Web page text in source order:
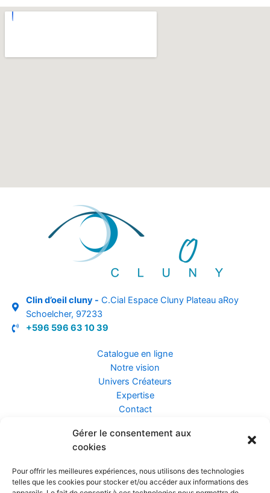
Gérer le consentement aux
cookies
Pour offrir les meilleures expériences, nous utilisons des technologies
telles que les cookies pour stocker et/ou accéder aux informations des
Clin d’oeil cluny - C.Cial Espace Cluny Plateau aRoy
Schoelcher, 97233
+596 596 63 10 39
Catalogue en ligne
Notre vision
Univers Créateurs
Expertise
Contact
Assurance ZEN
Confidentialité et Données
Conditions Générales de Vente